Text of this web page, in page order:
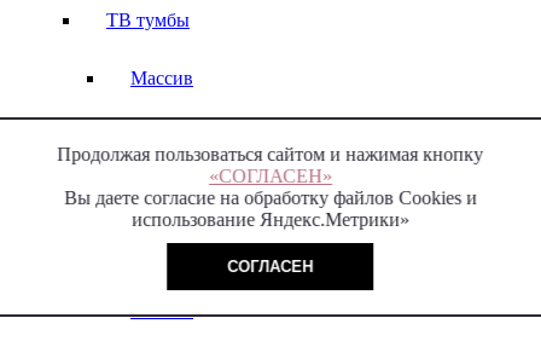
Продолжая пользоваться сайтом и нажимая кнопку
«СОГЛАСЕН»
Вы даете согласие на обработку файлов Cookies и
использование Яндекс.Метрики»
СОГЛАСЕН
ТВ тумбы
Массив
Шпон
В гостиную
Массив